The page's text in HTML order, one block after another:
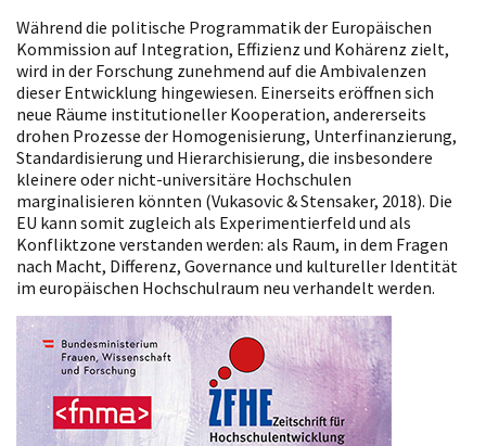
Während die politische Programmatik der Europäischen
Kommission auf Integration, Effizienz und Kohärenz zielt,
wird in der Forschung zunehmend auf die Ambivalenzen
dieser Entwicklung hingewiesen. Einerseits eröffnen sich
neue Räume institutioneller Kooperation, andererseits
drohen Prozesse der Homogenisierung, Unterfinanzierung,
Standardisierung und Hierarchisierung, die insbesondere
kleinere oder nicht-universitäre Hochschulen
marginalisieren könnten (Vukasovic & Stensaker, 2018). Die
EU kann somit zugleich als Experimentierfeld und als
Konfliktzone verstanden werden: als Raum, in dem Fragen
nach Macht, Differenz, Governance und kultureller Identität
im europäischen Hochschulraum neu verhandelt werden.